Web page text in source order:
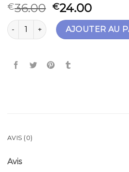
€36.00 €24.00
quantité de sac sandro femme
AJOUTER AU
AVIS (0)
Avis